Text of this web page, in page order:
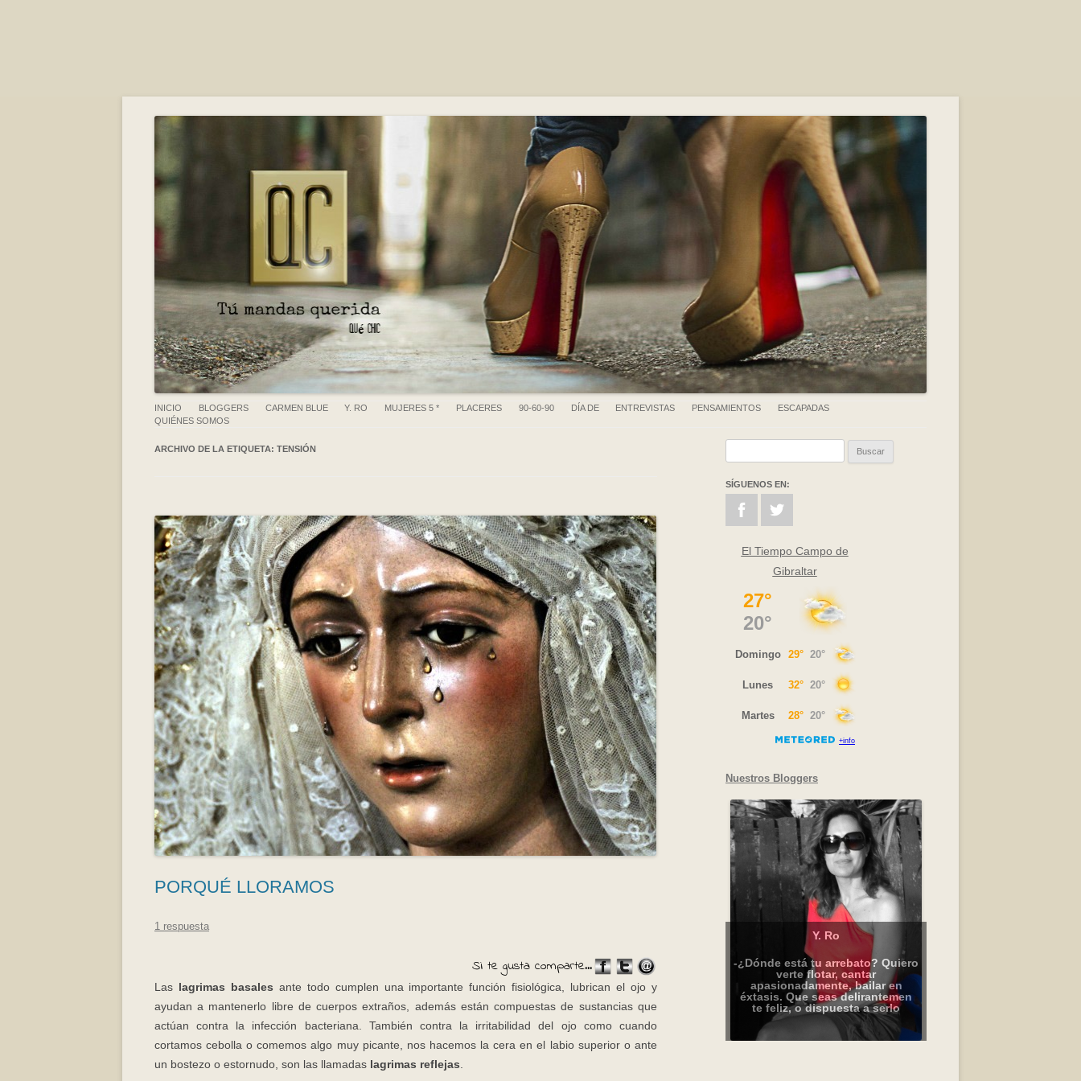
Ir al contenido
INICIO BLOGGERS CARMEN BLUE Y. RO MUJERES 5 * PLACERES 90-60-90 DÍA DE ENTREVISTAS PENSAMIENTOS
ESCAPADAS
QUIÉNES SOMOS
ARCHIVO DE LA ETIQUETA: TENSIÓN
PORQUÉ LLORAMOS
1 respuesta
Si te gusta comparte...
Las lagrimas basales ante todo cumplen una importante función fisiológica, lubrican el ojo y
ayudan a mantenerlo libre de cuerpos extraños, además están compuestas de sustancias que
actúan contra la infección bacteriana. También contra la irritabilidad del ojo como cuando
cortamos cebolla o comemos algo muy picante, nos hacemos la cera en el labio superior o ante
un bostezo o estornudo, son las llamadas lagrimas reflejas.
SÍGUENOS EN:
El Tiempo Campo de
Gibraltar
Nuestros Bloggers
Y. Ro
-¿Dónde está tu arrebato? Quiero
verte flotar, cantar
apasionadamente, bailar en
éxtasis. Que seas delirantemen
te feliz, o dispuesta a serlo